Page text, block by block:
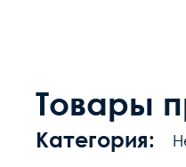
Товары
Категория: